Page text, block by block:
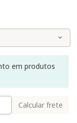
em produtos
Calcular frete